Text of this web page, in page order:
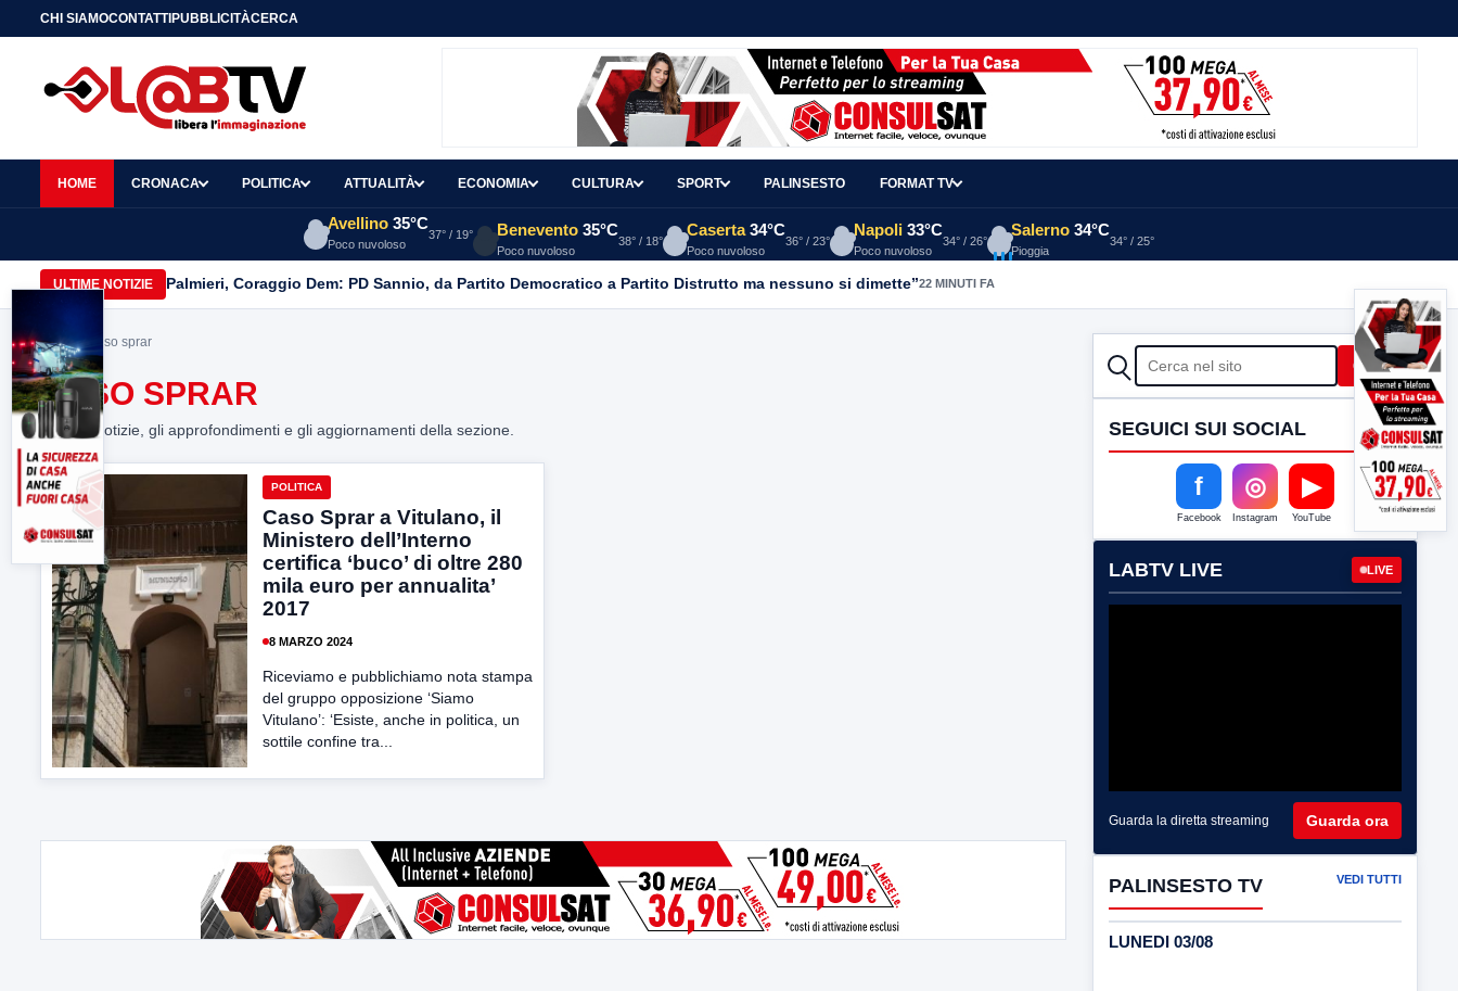
CHI SIAMOCONTATTIPUBBLICITÀCERCA
HOME CRONACA POLITICA ATTUALITÀ ECONOMIA CULTURA SPORT PALINSESTO FORMAT TV
Avellino 35°C
Poco nuvoloso
37° / 19° Benevento 35°C
Poco nuvoloso
38° / 18°
Caserta 34°C
Poco nuvoloso
36° / 23°
Napoli 33°C
Poco nuvoloso
34° / 26°
Salerno 34°C
Pioggia
34° / 25°
ULTIME NOTIZIE Palmieri, Coraggio Dem: PD Sannio, da Partito Democratico a Partito Distrutto ma nessuno si dimette”22 MINUTI FA
Home> caso sprar
CASO SPRAR
Tutte le notizie, gli approfondimenti e gli aggiornamenti della sezione.
POLITICA
Caso Sprar a Vitulano, il
Ministero dell’Interno
certifica ‘buco’ di oltre 280
mila euro per annualita’
2017
8 MARZO 2024
Riceviamo e pubblichiamo nota stampa
del gruppo opposizione ‘Siamo
Vitulano’: ‘Esiste, anche in politica, un
sottile confine tra...
CERCA Cerca
SEGUICI SUI SOCIAL
f
Facebook
◎
Instagram
▶
YouTube
LABTV LIVE LIVE
Guarda la diretta streaming Guarda ora
PALINSESTO TV VEDI TUTTI
LUNEDI 03/08